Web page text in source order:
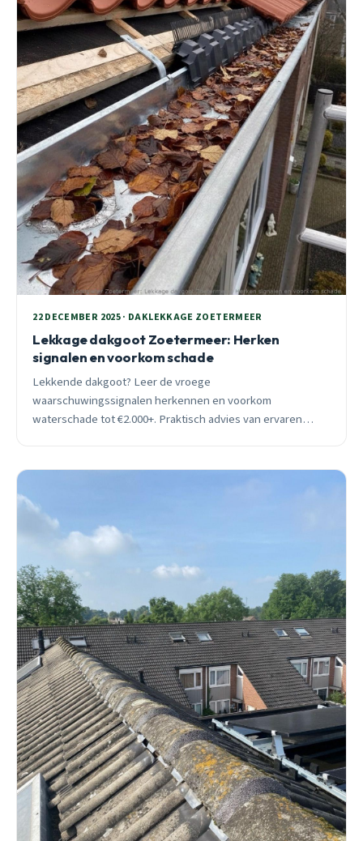
22 DECEMBER 2025 · DAKLEKKAGE ZOETERMEER
Lekkage dakgoot Zoetermeer: Herken
signalen en voorkom schade
Lekkende dakgoot? Leer de vroege
waarschuwingssignalen herkennen en voorkom
waterschade tot €2.000+. Praktisch advies van ervaren